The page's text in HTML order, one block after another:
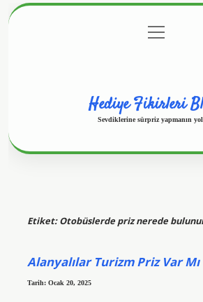
Gizlilik Politikası
menüyü
aç
Hediye Fikirleri
Sevdiklerine sürpriz yapmanın
Etiket:Otobüslerde priz nerede
Alanyalılar Turizm Priz Var Mı
Tarih: Ocak 20, 2025